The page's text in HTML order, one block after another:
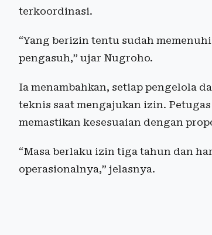
terkoordinasi.
“Yang berizin tentu sudah
pengasuh,” ujar Nugroho.
Ia menambahkan, setiap pengelola
teknis saat mengajukan izin.
memastikan kesesuaian dengan
“Masa berlaku izin tiga tahun dan
operasionalnya,” jelasnya.